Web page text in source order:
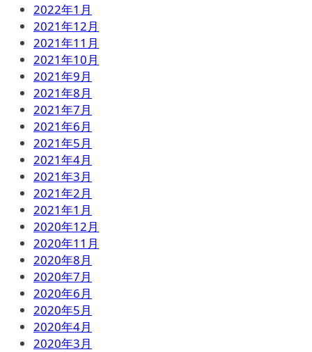
2022年1月
2021年12月
2021年11月
2021年10月
2021年9月
2021年8月
2021年7月
2021年6月
2021年5月
2021年4月
2021年3月
2021年2月
2021年1月
2020年12月
2020年11月
2020年8月
2020年7月
2020年6月
2020年5月
2020年4月
2020年3月